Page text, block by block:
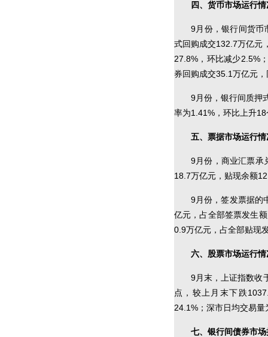
四、货币市场运行情
9月份，银行间货币
式回购成交132.7万亿元
27.8%，环比减少2.5%
券回购成交35.1万亿元
9月份，银行间质押
率为1.41%，环比上升
五、票据市场运行情
9月份，商业汇票承
18.7万亿元，贴现余额
9月份，签发票据的
亿元，占全部签票发生
0.9万亿元，占全部贴现
六、股票市场运行情
9月末，上证指数收
点，较上月末下跌
24.1%；深市日均交易
七、银行间债券市